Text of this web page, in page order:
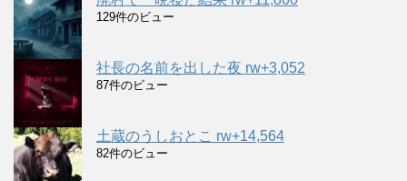
129件のビュー
社長の名前を出した夜 rw+3,052
87件のビュー
土蔵のうしおとこ rw+14,564
82件のビュー